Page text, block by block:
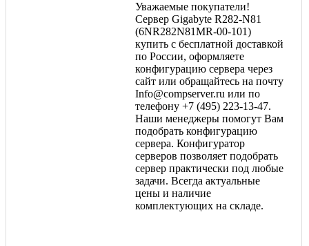
Уважаемые покупатели!
Сервер Gigabyte R282-N81
(6NR282N81MR-00-101)
купить с бесплатной доставкой
по России, оформляете
конфигурацию сервера через
сайт или обращайтесь на почту
Info@compserver.ru или по
телефону +7 (495) 223-13-47.
Наши менеджеры помогут Вам
подобрать конфигурацию
сервера. Конфигуратор
серверов позволяет подобрать
сервер практически под любые
задачи. Всегда актуальные
цены и наличие
комплектующих на складе.